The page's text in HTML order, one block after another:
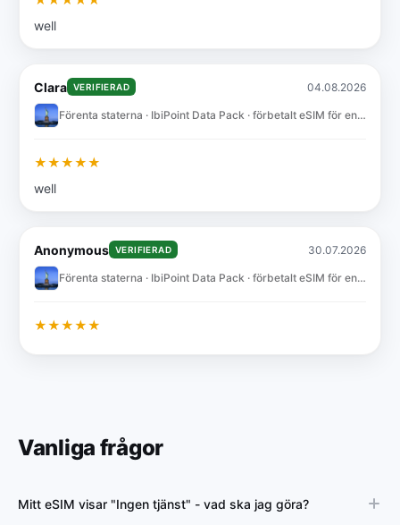
well
Clara VERIFIERAD 04.08.2026
Förenta staterna · IbiPoint Data Pack · förbetalt eSIM för enbart data med 10GB i 30 dagar
★★★★★
well
Anonymous VERIFIERAD 30.07.2026
Förenta staterna · IbiPoint Data Pack · förbetalt eSIM för enbart data med 5GB i 30 dagar
★★★★★
Vanliga frågor
Mitt eSIM visar "Ingen tjänst" - vad ska jag göra?